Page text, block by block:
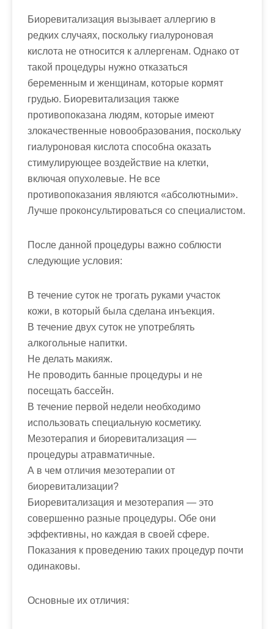
Биоревитализация вызывает аллергию в
редких случаях, поскольку гиалуроновая
кислота не относится к аллергенам. Однако от
такой процедуры нужно отказаться
беременным и женщинам, которые кормят
грудью. Биоревитализация также
противопоказана людям, которые имеют
злокачественные новообразования, поскольку
гиалуроновая кислота способна оказать
стимулирующее воздействие на клетки,
включая опухолевые. Не все
противопоказания являются «абсолютными».
Лучше проконсультироваться со специалистом.
После данной процедуры важно соблюсти
следующие условия:
В течение суток не трогать руками участок
кожи, в который была сделана инъекция.
В течение двух суток не употреблять
алкогольные напитки.
Не делать макияж.
Не проводить банные процедуры и не
посещать бассейн.
В течение первой недели необходимо
использовать специальную косметику.
Мезотерапия и биоревитализация —
процедуры атравматичные.
А в чем отличия мезотерапии от
биоревитализации?
Биоревитализация и мезотерапия — это
совершенно разные процедуры. Обе они
эффективны, но каждая в своей сфере.
Показания к проведению таких процедур почти
одинаковы.
Основные их отличия: